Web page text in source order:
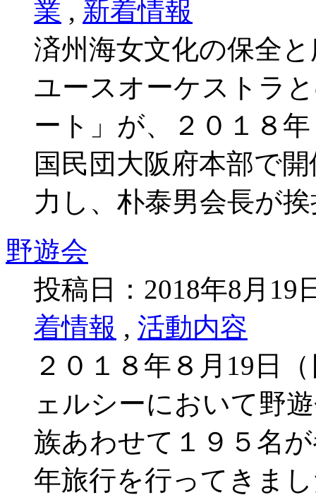
業 , 新着情報
済州海女文化の保全
ユースオーケストラ
ート」が、２０１８
国民団大阪府本部で
力し、朴泰男会長が
野遊会
投稿日：2018年8月19
着情報 , 活動内容
２０１８年８月19日
ェルシーにおいて野
族あわせて１９５名
年旅行を行ってきま